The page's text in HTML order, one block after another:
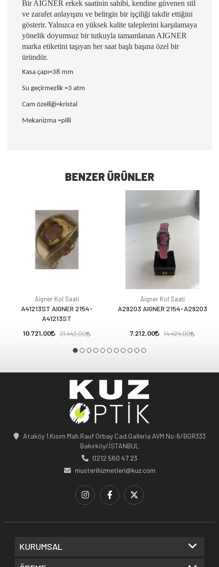
Bir AIGNER erkek saatinin sahibi, kendine güvenen stil
ve zarafet anlayışını ve belirgin bir işçiliği takdir ettiğini
gösterir. Yalnızca en yüksek kalite taleplerini karşılamaya
yönelik doyumsuz bir tutkuyla tamamlanan AIGNER
marka etiketini taşıyan her saat başlı başına özel bir
üründür.
Kasa çapı=38 mm
Su geçirmezlik =3 atm
Cam özelliği=kristal
Mekanizma =pilli
BENZER ÜRÜNLER
Aigner Kol Saati
A41213ST AIGNER 2154-
A41213ST
10.721,00
21.442,00
Aigner Kol Saati
A29203 AIGNER 2154-A29203
7.212,00 14.424,00
Ataköy 1.Kısım Mah.Rauf Orbay Cad.Galleria AVM No:6/BGR333
Bakırköy/İSTANBUL
0212 560 47 23
musterihizmetleri@kuz.com
KURUMSAL